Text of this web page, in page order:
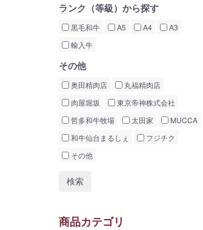
ランク（等級）から探す
黒毛和牛 A5 A4
A3
輸入牛
その他
奥田精肉店
丸福精肉店
肉屋堀坂
東京帝神株式会社
哲多和牛牧場
太田家
MUCCA
和牛仙台まるしぇ
フジチク
その他
商品カテゴリ